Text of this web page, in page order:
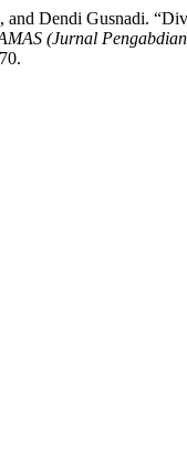
Dendi Gusnadi.
(Jurnal